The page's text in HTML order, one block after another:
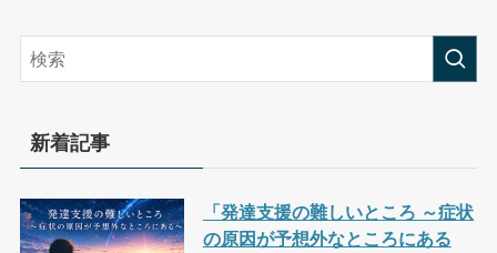
新着記事
「発達支援の難しいところ ～症状
の原因が予想外なところにある